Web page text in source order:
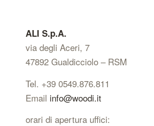
ALI S.p.A.
via degli Aceri, 7
47892 Gualdicciolo – RSM
Tel. +39 0549.876.811
Email info@woodi.it
orari di apertura uffici: